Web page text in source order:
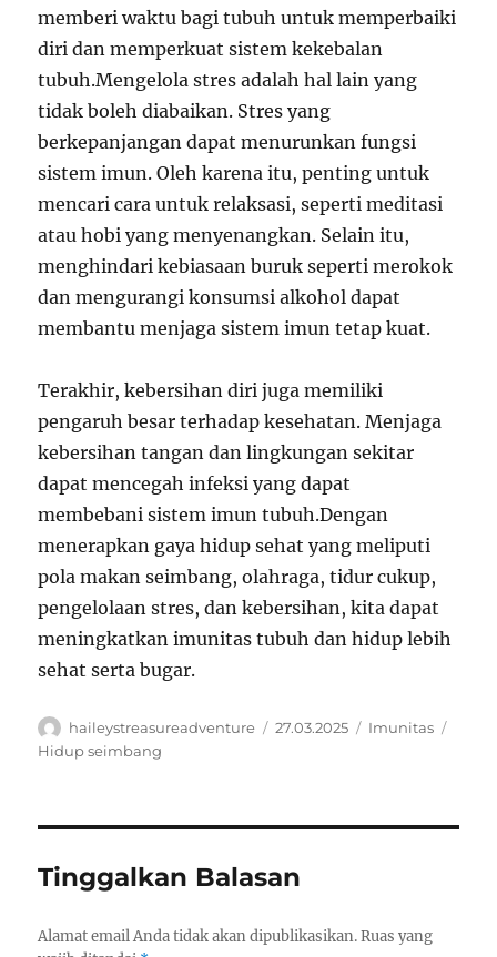
memberi waktu bagi tubuh untuk memperbaiki
diri dan memperkuat sistem kekebalan
tubuh.Mengelola stres adalah hal lain yang
tidak boleh diabaikan. Stres yang
berkepanjangan dapat menurunkan fungsi
sistem imun. Oleh karena itu, penting untuk
mencari cara untuk relaksasi, seperti meditasi
atau hobi yang menyenangkan. Selain itu,
menghindari kebiasaan buruk seperti merokok
dan mengurangi konsumsi alkohol dapat
membantu menjaga sistem imun tetap kuat.
Terakhir, kebersihan diri juga memiliki
pengaruh besar terhadap kesehatan. Menjaga
kebersihan tangan dan lingkungan sekitar
dapat mencegah infeksi yang dapat
membebani sistem imun tubuh.Dengan
menerapkan gaya hidup sehat yang meliputi
pola makan seimbang, olahraga, tidur cukup,
pengelolaan stres, dan kebersihan, kita dapat
meningkatkan imunitas tubuh dan hidup lebih
sehat serta bugar.
Author
haileystreasureadventure
Posted
27.03.2025 Categories
Imunitas
Hidup seimbang
Tinggalkan Balasan
Alamat email Anda tidak akan dipublikasikan. Ruas yang